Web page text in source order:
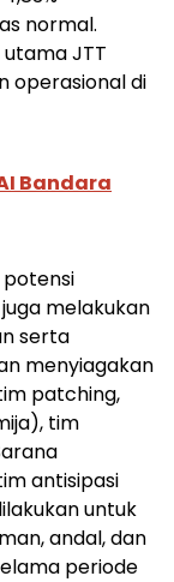
normal.
JTT
operasional di
Bandara
melakukan
serta
menyiagakan
patching,
tim
antisipasi
untuk
andal, dan
periode